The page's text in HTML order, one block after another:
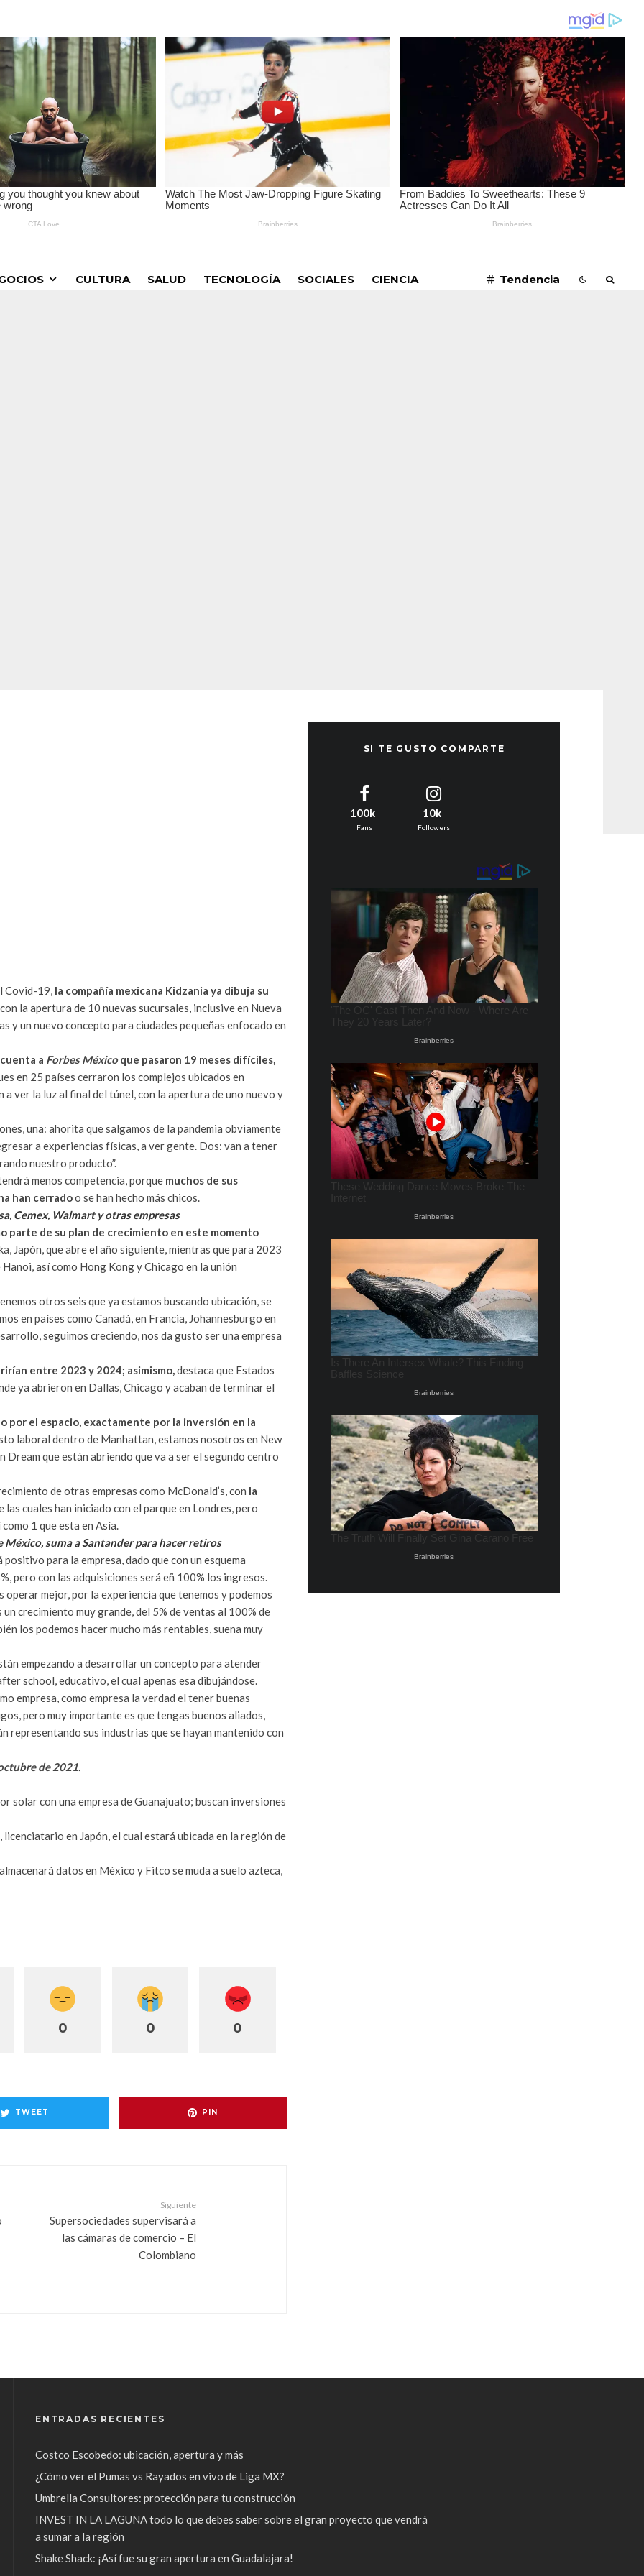
CULTURA SALUD TECNOLOGÍA SOCIALES CIENCIA Tendencia
Covid-19, la compañía mexicana Kidzania ya dibuja su
la apertura de 10 nuevas sucursales, inclusive en Nueva
y un nuevo concepto para ciudades pequeñas enfocado en
a Forbes Méxicoque pasaron 19 meses difíciles,
en 25 países cerraron los complejos ubicados en
ver la luz al final del túnel, con la apertura de uno nuevo y
una: ahorita que salgamos de la pandemia obviamente
a experiencias físicas, a ver gente. Dos: van a tener
nuestro producto”.
menos competencia, porque muchos de sus
han cerradoo se han hecho más chicos.
Cemex, Walmart y otras empresas
parte de su plan de crecimiento en este momento
Japón, que abre el año siguiente, mientras que para 2023
así como Hong Kong y Chicago en la unión
otros seis que ya estamos buscando ubicación, se
en países como Canadá, en Francia, Johannesburgo en
seguimos creciendo, nos da gusto ser una empresa
entre 2023 y 2024; asimismo,destaca que Estados
ya abrieron en Dallas, Chicago y acaban de terminar el
por el espacio, exactamente por la inversión en la
laboral dentro de Manhattan, estamos nosotros en New
Dream que están abriendo que va a ser el segundo centro
de otras empresas como McDonald’s, con la
las cuales han iniciado con el parque en Londres, pero
1 que esta en Asía.
México, suma a Santander para hacer retiros
para la empresa, dado que con un esquema
pero con las adquisiciones será eñ 100% los ingresos.
mejor, por la experiencia que tenemos y podemos
crecimiento muy grande, del 5% de ventas al 100% de
los podemos hacer mucho más rentables, suena muy
empezando a desarrollar un concepto para atender
school, educativo, el cual apenas esa dibujándose.
empresa, como empresa la verdad el tener buenas
pero muy importante es que tengas buenos aliados,
representando sus industrias que se hayan mantenido con
de 2021.
solar con una empresa de Guanajuato; buscan inversiones
en Japón, el cual estará ubicada en la región de
datos en México y Fitco se muda a suelo azteca,
0 0 0
TWEET PIN
Siguiente
Supersociedades supervisará a
las cámaras de comercio – El
Colombiano
SI TE GUSTO COMPARTE
100k
Fans
10k
Followers
ENTRADAS RECIENTES
Costco Escobedo: ubicación, apertura y más
¿Cómo ver el Pumas vs Rayados en vivo de Liga MX?
Umbrella Consultores: protección para tu construcción
INVEST IN LA LAGUNA todo lo que debes saber sobre el gran proyecto que vendrá
a sumar a la región
Shake Shack: ¡Así fue su gran apertura en Guadalajara!